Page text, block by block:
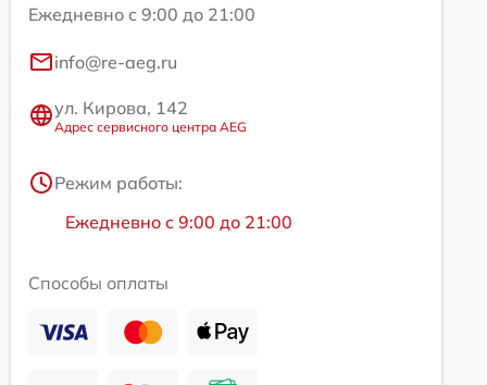
Ежедневно с 9:00 до 21:00
info@re-aeg.ru
ул. Кирова, 142
Адрес сервисного центра AEG
Режим работы:
Ежедневно с 9:00 до 21:00
Способы оплаты